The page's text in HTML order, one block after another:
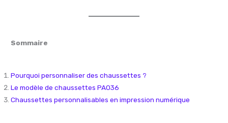
Sommaire
Pourquoi personnaliser des chaussettes ?
Le modèle de chaussettes PA036
Chaussettes personnalisables en impression numérique